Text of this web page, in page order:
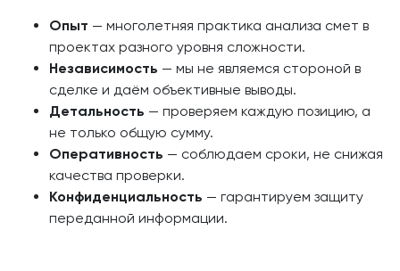
Опыт — многолетняя практика анализа смет в
проектах разного уровня сложности.
Независимость — мы не являемся стороной в
сделке и даём объективные выводы.
Детальность — проверяем каждую позицию, а
не только общую сумму.
Оперативность — соблюдаем сроки, не снижая
качества проверки.
Конфиденциальность — гарантируем защиту
переданной информации.